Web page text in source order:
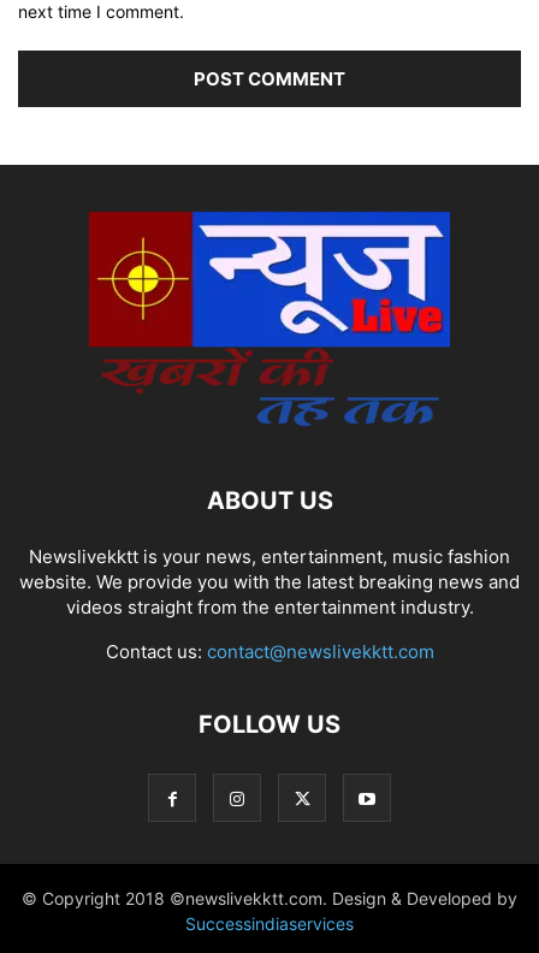
next time I comment.
ABOUT US
Newslivekktt is your news, entertainment, music fashion
website. We provide you with the latest breaking news and
videos straight from the entertainment industry.
Contact us: contact@newslivekktt.com
FOLLOW US
© Copyright 2018 ©newslivekktt.com. Design & Developed by
Successindiaservices